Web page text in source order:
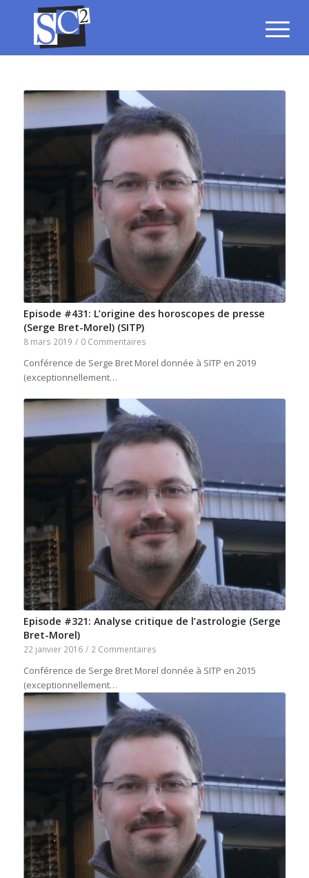
Episode #431: L’origine des horoscopes de presse
(Serge Bret-Morel) (SITP)
8 mars 2019 / 0 Commentaires
Conférence de Serge Bret Morel donnée à SITP en 2019
(exceptionnellement…
Episode #321: Analyse critique de l’astrologie (Serge
Bret-Morel)
22 janvier 2016 / 2 Commentaires
Conférence de Serge Bret Morel donnée à SITP en 2015
(exceptionnellement…